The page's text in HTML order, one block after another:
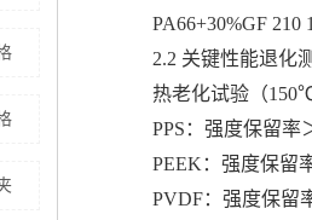
PA66+30%GF 210
2.2 关键性能退化
热老化试验（
PPS：强度保留率
PEEK：强度保留
PVDF：强度保留